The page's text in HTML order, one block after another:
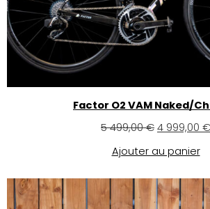
Factor O2 VAM Naked/
5 499,00€ 4 999,00 €
Ajouter au panier